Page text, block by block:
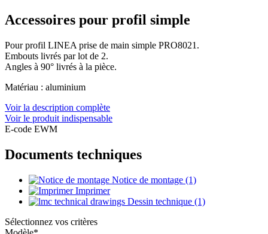
Accessoires pour profil simple
Pour profil LINEA prise de main simple PRO8021.
Embouts livrés par lot de 2.
Angles à 90° livrés à la pièce.
Matériau : aluminium
Voir la description complète
Voir le produit indispensable
E-code EWM
Documents techniques
Notice de montage (1)
Imprimer
Dessin technique (1)
Sélectionnez vos critères